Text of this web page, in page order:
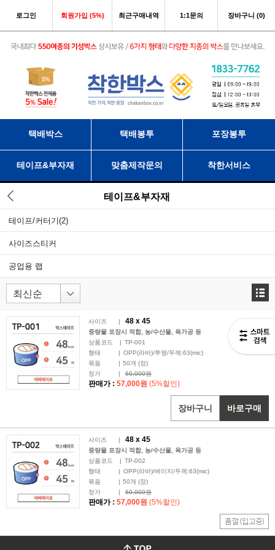
로그인 회원가입 (5%) 최근구매내역 1:1문의 장바구니 (0)
택배박스 택배봉투 포장봉투
테이프&부자재 맞춤제작문의 착한서비스
테이프&부자재
테이프/커터기(2)
사이즈스티커
공업용 랩
사이즈 48 x 45
중량물 포장시 적합, 농/수산물, 육가공 등
상품코드
TP-001
형태
OPP(라바)/투명/두께:63(mic)
묶음
50개 (장)
정가
60,000원
판매가 : 57,000원 (5%할인)
바로구매
장바구니
사이즈 48 x 45
중량물 포장시 적합, 농/수산물, 육가공 등
상품코드
TP-002
형태
OPP(라바)/베이지/두께:63(mic)
묶음
50개 (장)
정가
60,000원
판매가 : 57,000원 (5%할인)